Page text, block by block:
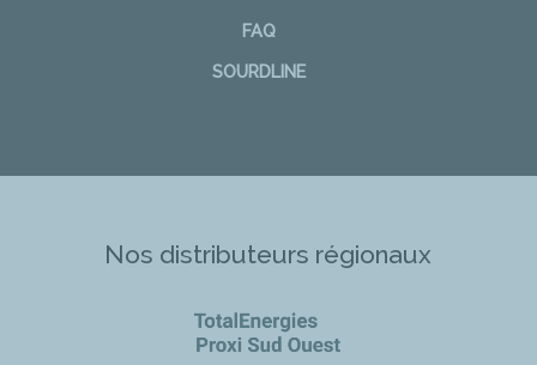
FAQ
SOURDLINE
Nos distributeurs régionaux